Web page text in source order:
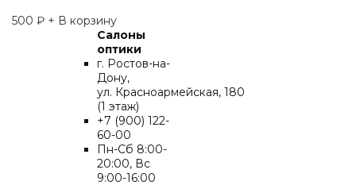
500 ₽ + В корзину
Салоны
оптики
г. Ростов-на-
Дону,
ул. Красноармейская, 180
(1 этаж)
+7 (900) 122-
60-00
Пн-Cб 8:00-
20:00, Вс
9:00-16:00